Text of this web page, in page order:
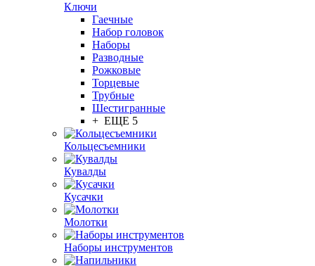
Ключи
Гаечные
Набор головок
Наборы
Разводные
Рожковые
Торцевые
Трубные
Шестигранные
+ ЕЩЕ 5
Кольцесъемники
Кувалды
Кусачки
Молотки
Наборы инструментов